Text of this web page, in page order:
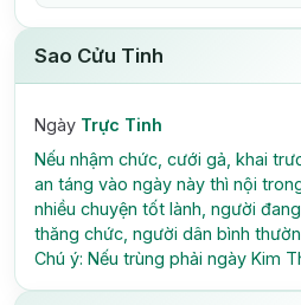
Sao Cửu Tinh
Ngày Trực Tinh
Nếu nhậm chức, cưới gả, khai
an táng vào ngày này thì nội
nhiều chuyện tốt lành, người
thăng chức, người dân bình
Chú ý: Nếu trùng phải ngày Kim